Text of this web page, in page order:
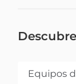
Equipos